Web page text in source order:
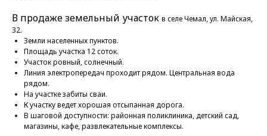
В продаже земельный участок в селе Чемал, ул. Майская,
32.
Земли населенных пунктов.
Площадь участка 12 соток.
Участок ровный, солнечный.
Линия электропередач проходит рядом. Центральная вода
рядом.
На участке забиты сваи.
К участку ведет хорошая отсыпанная дорога.
В шаговой доступности: районная поликлиника, детский сад,
магазины, кафе, развлекательные комплексы.